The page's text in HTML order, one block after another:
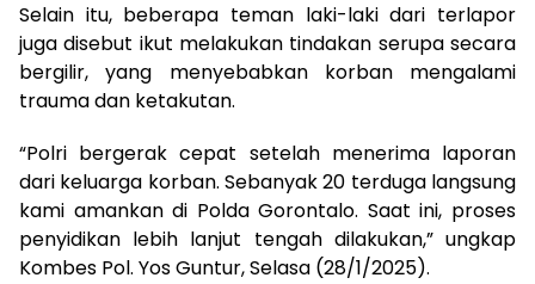
Selain itu, beberapa teman laki-laki dari terlapor
juga disebut ikut melakukan tindakan serupa secara
bergilir, yang menyebabkan korban mengalami
trauma dan ketakutan.
“Polri bergerak cepat setelah menerima laporan
dari keluarga korban. Sebanyak 20 terduga langsung
kami amankan di Polda Gorontalo. Saat ini, proses
penyidikan lebih lanjut tengah dilakukan,” ungkap
Kombes Pol. Yos Guntur, Selasa (28/1/2025).